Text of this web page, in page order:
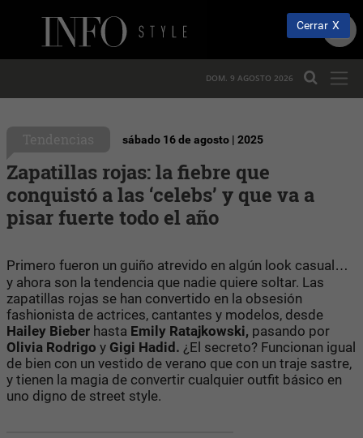
DOM. 9 AGOSTO 2026
sábado 16 de agosto | 2025
Zapatillas rojas: la fiebre que
conquistó a las ‘celebs’ y que va a
pisar fuerte todo el año
Primero fueron un guiño atrevido en algún look casual…
y ahora son la tendencia que nadie quiere soltar. Las
zapatillas rojas se han convertido en la obsesión
fashionista de actrices, cantantes y modelos, desde
Hailey Bieber hasta Emily Ratajkowski, pasando por
Olivia Rodrigo y Gigi Hadid. ¿El secreto? Funcionan igual
de bien con un vestido de verano que con un traje sastre,
y tienen la magia de convertir cualquier outfit básico en
uno digno de street style.
Cerrar